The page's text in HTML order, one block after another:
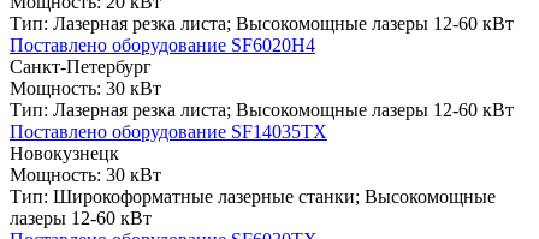
Тип: Лазерная резка листа; Высокомощные лазеры 12-60 кВт
Поставлено оборудование SF6020H4
Санкт-Петербург
Мощность: 30 кВт
Тип: Лазерная резка листа; Высокомощные лазеры 12-60 кВт
Поставлено оборудование SF14035TX
Новокузнецк
Мощность: 30 кВт
Тип: Широкоформатные лазерные станки; Высокомощные
лазеры 12-60 кВт